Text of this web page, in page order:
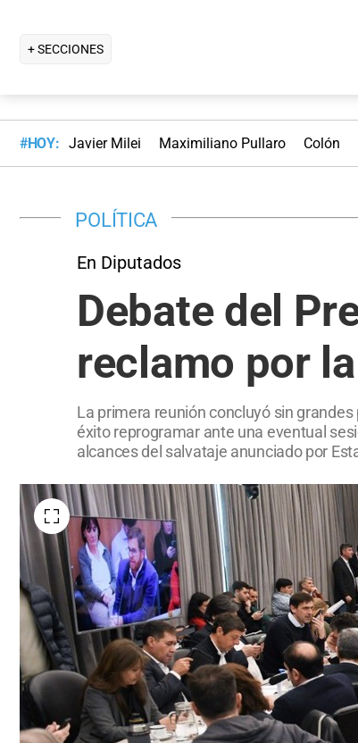
+ SECCIONES
#HOY: Javier Milei Maximiliano Pullaro Colón
POLÍTICA
En Diputados
Debate del
reclamo por
La primera reunión concluyó sin
éxito reprogramar ante una eventual
alcances del salvataje anunciado por